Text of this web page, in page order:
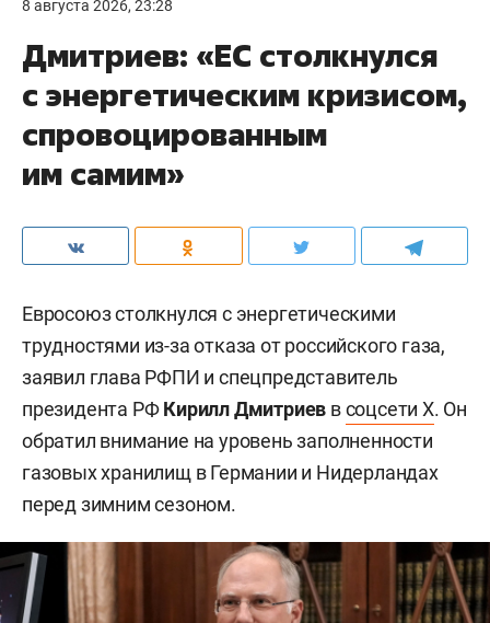
8 августа 2026, 23:28
Дмитриев: «ЕС столкнулся
с энергетическим кризисом,
спровоцированным
им самим»
Евросоюз столкнулся с энергетическими
трудностями из-за отказа от российского газа,
заявил глава РФПИ и спецпредставитель
президента РФКирилл Дмитриев всоцсети X. Он
обратил внимание на уровень заполненности
газовых хранилищ в Германии и Нидерландах
перед зимним сезоном.